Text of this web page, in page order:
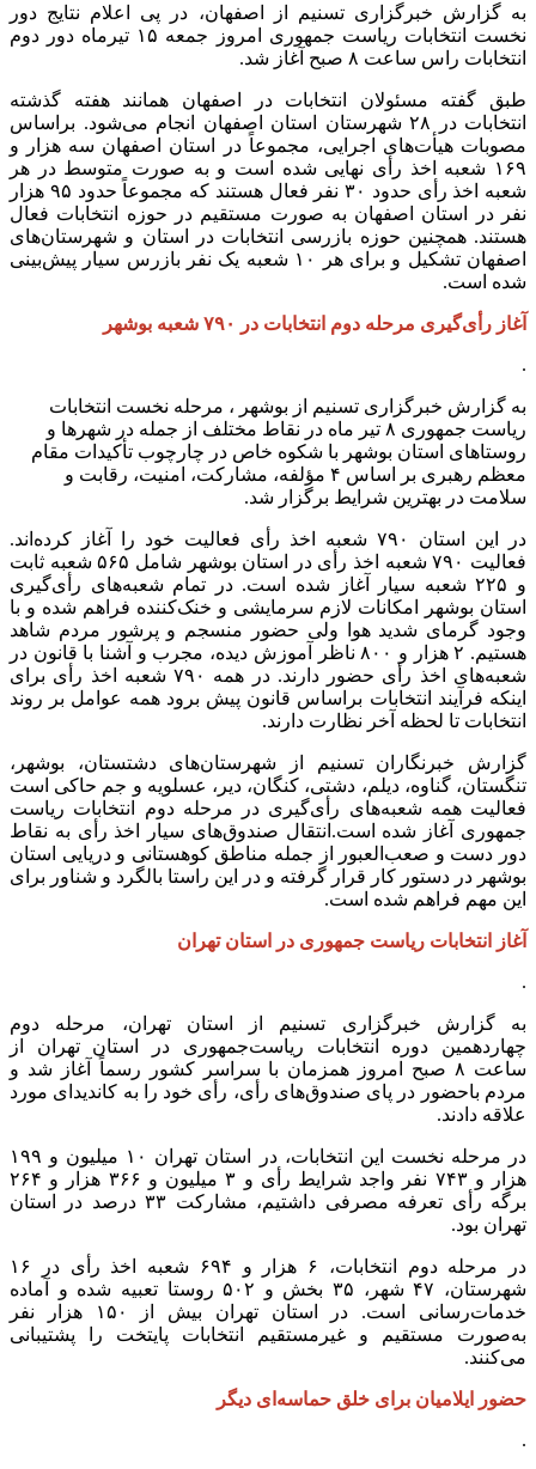
به گزارش خبرگزاری تسنیم از اصفهان، در پی اعلام نتایج دور
نخست انتخابات ریاست جمهوری امروز جمعه ۱۵ تیرماه دور دوم
انتخابات راس ساعت ۸ صبح آغاز شد.
طبق گفته مسئولان انتخابات در اصفهان همانند هفته گذشته
انتخابات در ۲۸ شهرستان استان اصفهان انجام می‌شود. براساس
مصوبات هیأت‌های اجرایی، مجموعاً در استان اصفهان سه هزار و
۱۶۹ شعبه اخذ رأی نهایی شده است و به صورت متوسط در هر
شعبه اخذ رأی حدود ۳۰ نفر فعال هستند که مجموعاً حدود ۹۵ هزار
نفر در استان اصفهان به صورت مستقیم در حوزه انتخابات فعال
هستند. همچنین حوزه بازرسی انتخابات در استان و شهرستان‌های
اصفهان تشکیل و برای هر ۱۰ شعبه یک نفر بازرس سیار پیش‌بینی
شده است.
آغاز رأی‌گیری مرحله دوم انتخابات در ۷۹۰ شعبه بوشهر
.
به گزارش خبرگزاری تسنیم از بوشهر ، مرحله نخست انتخابات
ریاست جمهوری ۸ تیر ماه در نقاط مختلف از جمله در شهرها و
روستاهای استان بوشهر با شکوه خاص در چارچوب تأکیدات مقام
معظم رهبری بر اساس ۴ مؤلفه، مشارکت، امنیت، رقابت و
سلامت در بهترین شرایط برگزار شد.
در این استان ۷۹۰ شعبه اخذ رأی فعالیت خود را آغاز کرده‌اند.
فعالیت ۷۹۰ شعبه اخذ رأی در استان بوشهر شامل ۵۶۵ شعبه ثابت
و ۲۲۵ شعبه سیار آغاز شده است. در تمام شعبه‌های رأی‌گیری
استان بوشهر امکانات لازم سرمایشی و خنک‌کننده فراهم شده و با
وجود گرمای شدید هوا ولی حضور منسجم و پرشور مردم شاهد
هستیم. ۲ هزار و ۸۰۰ ناظر آموزش دیده، مجرب و آشنا با قانون در
شعبه‌های اخذ رأی حضور دارند. در همه ۷۹۰ شعبه اخذ رأی برای
اینکه فرآیند انتخابات براساس قانون پیش برود همه عوامل بر روند
انتخابات تا لحظه آخر نظارت دارند.
گزارش خبرنگاران تسنیم از شهرستان‌های دشتستان، بوشهر،
تنگستان، گناوه، دیلم، دشتی، کنگان، دیر، عسلویه و جم حاکی است
فعالیت همه شعبه‌های رأی‌گیری در مرحله دوم انتخابات ریاست
جمهوری آغاز شده است.انتقال صندوق‌های سیار اخذ رأی به نقاط
دور دست و صعب‌العبور از جمله مناطق کوهستانی و دریایی استان
بوشهر در دستور کار قرار گرفته و در این راستا بالگرد و شناور برای
این مهم فراهم شده است.
آغاز انتخابات ریاست جمهوری در استان تهران
.
به گزارش خبرگزاری تسنیم از استان تهران، مرحله دوم
چهاردهمین دوره انتخابات ریاست‌جمهوری در استان تهران از
ساعت ۸ صبح امروز همزمان با سراسر کشور رسماً آغاز شد و
مردم باحضور در پای صندوق‌های رأی، رأی خود را به کاندیدای مورد
علاقه دادند.
در مرحله نخست این انتخابات، در استان تهران ۱۰ میلیون و ۱۹۹
هزار و ۷۴۳ نفر واجد شرایط رأی و ۳ میلیون و ۳۶۶ هزار و ۲۶۴
برگه رأی تعرفه مصرفی داشتیم، مشارکت ۳۳ درصد در استان
تهران بود.
در مرحله دوم انتخابات، ۶ هزار و ۶۹۴ شعبه اخذ رأی در ۱۶
شهرستان، ۴۷ شهر، ۳۵ بخش و ۵۰۲ روستا تعبیه شده و آماده
خدمات‌رسانی است. در استان تهران بیش از ۱۵۰ هزار نفر
به‌صورت مستقیم و غیرمستقیم انتخابات پایتخت را پشتیبانی
می‌کنند.
حضور ایلامیان برای خلق حماسه‌ای دیگر‌
.